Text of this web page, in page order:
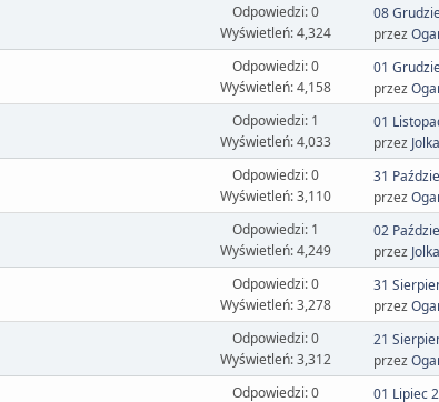
Odpowiedzi: 0
Wyświetleń: 4,324
08
przez
Odpowiedzi: 0
Wyświetleń: 4,158
01
przez
Odpowiedzi: 1
Wyświetleń: 4,033
01
przez Jolka
Odpowiedzi: 0
Wyświetleń: 3,110
31
przez
Odpowiedzi: 1
Wyświetleń: 4,249
02
przez Jolka
Odpowiedzi: 0
Wyświetleń: 3,278
31
przez
Odpowiedzi: 0
Wyświetleń: 3,312
21
przez
Odpowiedzi: 0
01 Lipiec